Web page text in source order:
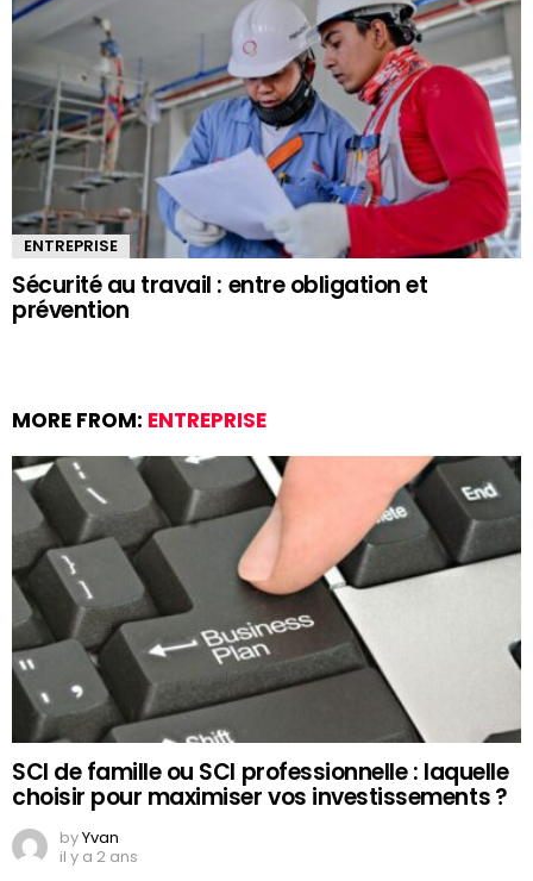
ENTREPRISE
Sécurité au travail : entre obligation et
prévention
MORE FROM: ENTREPRISE
SCI de famille ou SCI professionnelle : laquelle
choisir pour maximiser vos investissements ?
byYvan
il y a 2 ans